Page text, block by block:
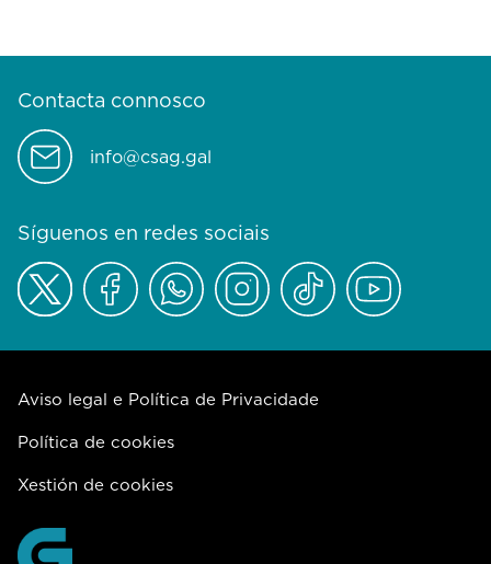
Contacta connosco
info@csag.gal
Síguenos en redes sociais
Aviso legal e Política de Privacidade
Política de cookies
Xestión de cookies